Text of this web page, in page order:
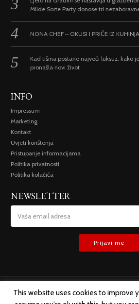
Milde Sorte Party donose tri
NONA CHEF – OKUSI I PRIČE IZ
Kad tišina postane najveći luksuz: kako
pronašla novi život
INFO
Impressum
Marketing
Kontakt
Uvjeti korištenja
Pristupanje informacijama
Politika privatnosti
Politika kolačića
NEWSLETTER
This website uses cookies to improve